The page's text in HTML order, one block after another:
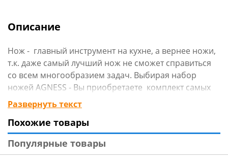
Описание
Нож - главный инструмент на кухне, а вернее ножи,
т.к. даже самый лучший нож не сможет справиться
со всем многообразием задач. Выбирая набор
ножей AGNESS - Вы приобретаете комплект самых
необходимых и чаще всего используемых ножей.
Преимущества ножей AGNESS:
● Лезвие из высокоуглеродистой коррозионной
стали
Развернуть текст
Похожие товары
Популярные товары